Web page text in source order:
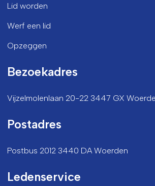
Lid worden
Werf een lid
Opzeggen
Bezoekadres
Vijzelmolenlaan 20-22 3447 GX
Postadres
Postbus 2012 3440 DA Woerden
Ledenservice